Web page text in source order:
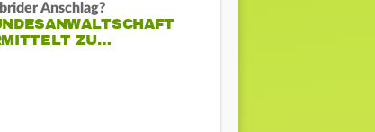
Anschlag?
ZU…